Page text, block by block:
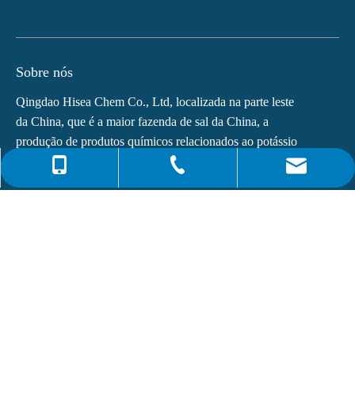
0086-532-85708217
0086-4008266163-82717
info@hiseachem.com
Sobre nós
Qingdao Hisea Chem Co., Ltd, localizada na parte leste
da China, que é a maior fazenda de sal da China, a
produção de produtos químicos relacionados ao potássio
ficou em quarto lugar no mundo.Os principais produtos